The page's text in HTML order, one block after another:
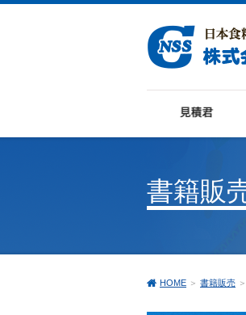
書籍販
HOME ＞ 書籍販売